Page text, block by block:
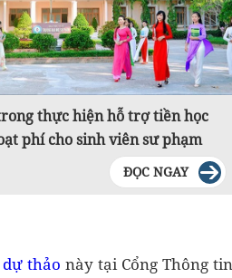
thực hiện hỗ trợ tiền học
phí cho sinh viên sư phạm
ĐỌC NGAY
dự thảo này tại Cổng Thông